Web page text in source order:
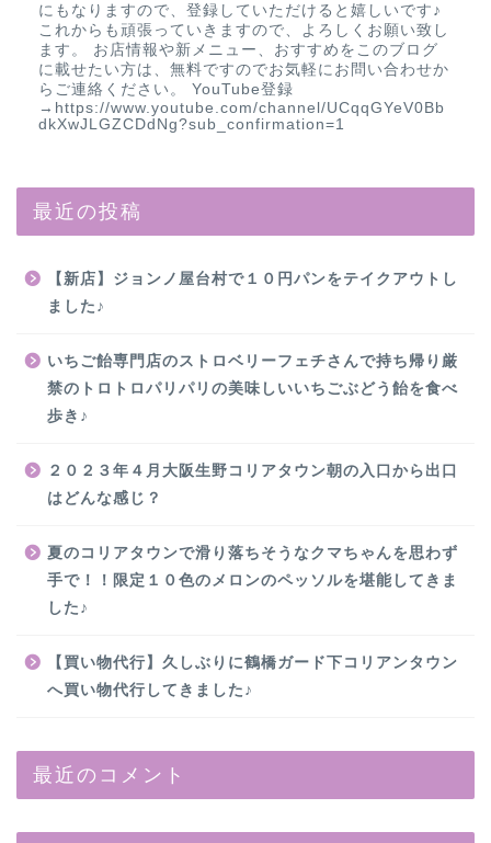
にもなりますので、登録していただけると嬉しいです♪
これからも頑張っていきますので、よろしくお願い致し
ます。 お店情報や新メニュー、おすすめをこのブログ
に載せたい方は、無料ですのでお気軽にお問い合わせか
らご連絡ください。 YouTube登録
→https://www.youtube.com/channel/UCqqGYeV0Bb
dkXwJLGZCDdNg?sub_confirmation=1
最近の投稿
【新店】ジョンノ屋台村で１０円パンをテイクアウトし
ました♪
いちご飴専門店のストロベリーフェチさんで持ち帰り厳
禁のトロトロパリパリの美味しいいちごぶどう飴を食べ
歩き♪
２０２３年４月大阪生野コリアタウン朝の入口から出口
はどんな感じ？
夏のコリアタウンで滑り落ちそうなクマちゃんを思わず
手で！！限定１０色のメロンのペッソルを堪能してきま
した♪
【買い物代行】久しぶりに鶴橋ガード下コリアンタウン
へ買い物代行してきました♪
最近のコメント